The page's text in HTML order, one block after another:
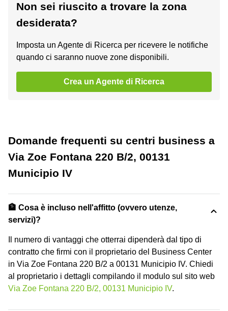
Non sei riuscito a trovare la zona
desiderata?
Imposta un Agente di Ricerca per ricevere le notifiche
quando ci saranno nuove zone disponibili.
Crea un Agente di Ricerca
Domande frequenti su centri business a
Via Zoe Fontana 220 B/2, 00131
Municipio IV
🏦 Cosa è incluso nell'affitto (ovvero utenze,
servizi)?
Il numero di vantaggi che otterrai dipenderà dal tipo di
contratto che firmi con il proprietario del Business Center
in Via Zoe Fontana 220 B/2 a 00131 Municipio IV. Chiedi
al proprietario i dettagli compilando il modulo sul sito web
Via Zoe Fontana 220 B/2, 00131 Municipio IV.